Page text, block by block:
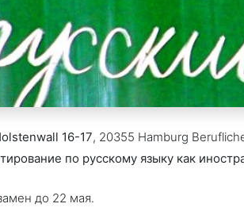
16-17, 20355 Hamburg
по русскому языку как
до 22 мая.